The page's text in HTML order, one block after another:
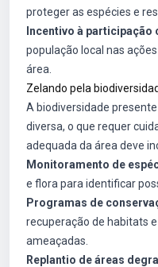
proteger as espécies e
Incentivo à participação
população local nas
área.
Zelando pela
A biodiversidade
diversa, o que requer
adequada da área deve
Monitoramento de
e flora para identificar
Programas de
recuperação de habitats
ameaçadas.
Replantio de áreas